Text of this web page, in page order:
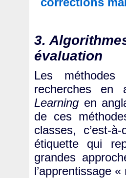
3.
évaluation
Les
recherches en
Learning en
de ces
classes, c’est-
étiquette qui
grandes
l’apprentissage